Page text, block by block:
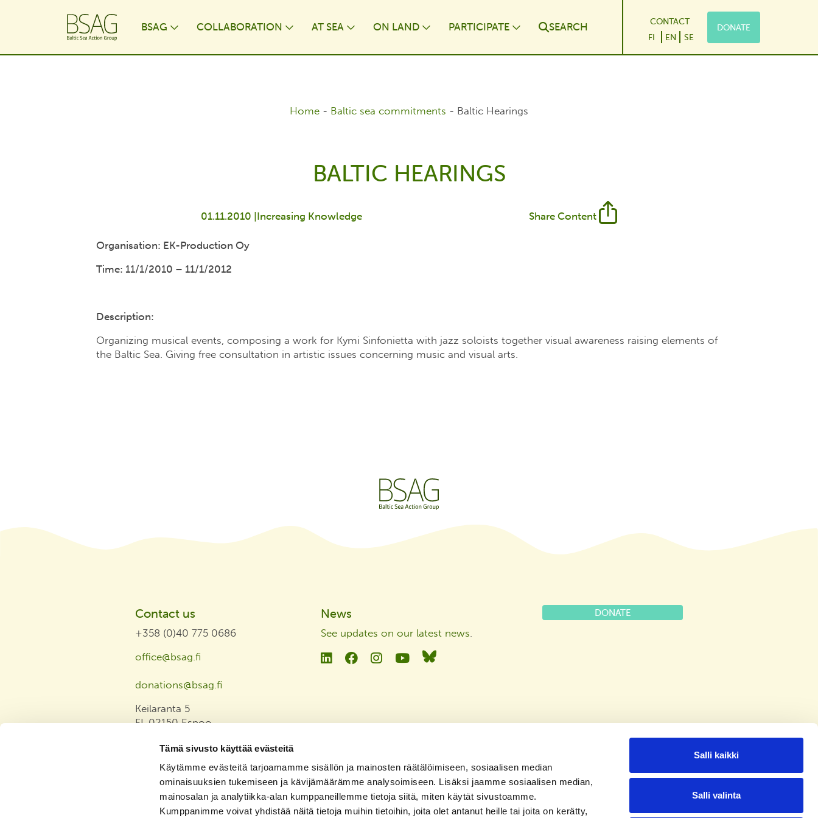
Tämä sivusto käyttää evästeitä
Käytämme evästeitä tarjoamamme sisällön ja mainosten räätälöimiseen, sosiaalisen median
ominaisuuksien tukemiseen ja kävijämäärämme analysoimiseen. Lisäksi jaamme sosiaalisen median,
mainosalan ja analytiikka-alan kumppaneillemme tietoja siitä, miten käytät sivustoamme.
Kumppanimme voivat yhdistää näitä tietoja muihin tietoihin, joita olet antanut heille tai joita on kerätty,
Salli kaikki
Salli valinta
BSAG COLLABORATION AT⁠ SEA ON LAND PARTICIPATE
Toggle Dropdown
SEARCH
FI EN SE
CONTACT
DONATE
Home - Baltic sea commitments - Baltic Hearings
BALTIC HEARINGS
01.11.2010 | Increasing Knowledge Share Content
Organisation: EK-Production Oy
Time: 11/1/2010 – 11/1/2012
Description:
Organizing musical events, composing a work for Kymi Sinfonietta with jazz soloists together visual awareness raising elements of
the Baltic Sea. Giving free consultation in artistic issues concerning music and visual arts.
Contact us
+358 (0)40 775 0686
office@bsag.fi
donations@bsag.fi
Keilaranta 5
FI-02150 Espoo
Privacy Statement
Tasa-arvo ja yhdenvertaisuus
News
See updates on our latest news.
LinkedinFacebookInstagramYouTubeBluesky
DONATE